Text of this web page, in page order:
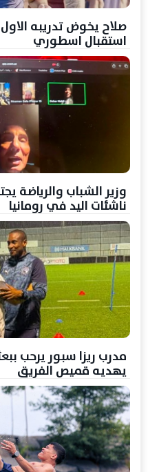
صلاح يخوض تدريبه
استقبال اسطوري
وزير الشباب والرياضة
ناشئات اليد في رومانيا
مدرب ريزا سبور يرحب
يهديه قميص الفريق